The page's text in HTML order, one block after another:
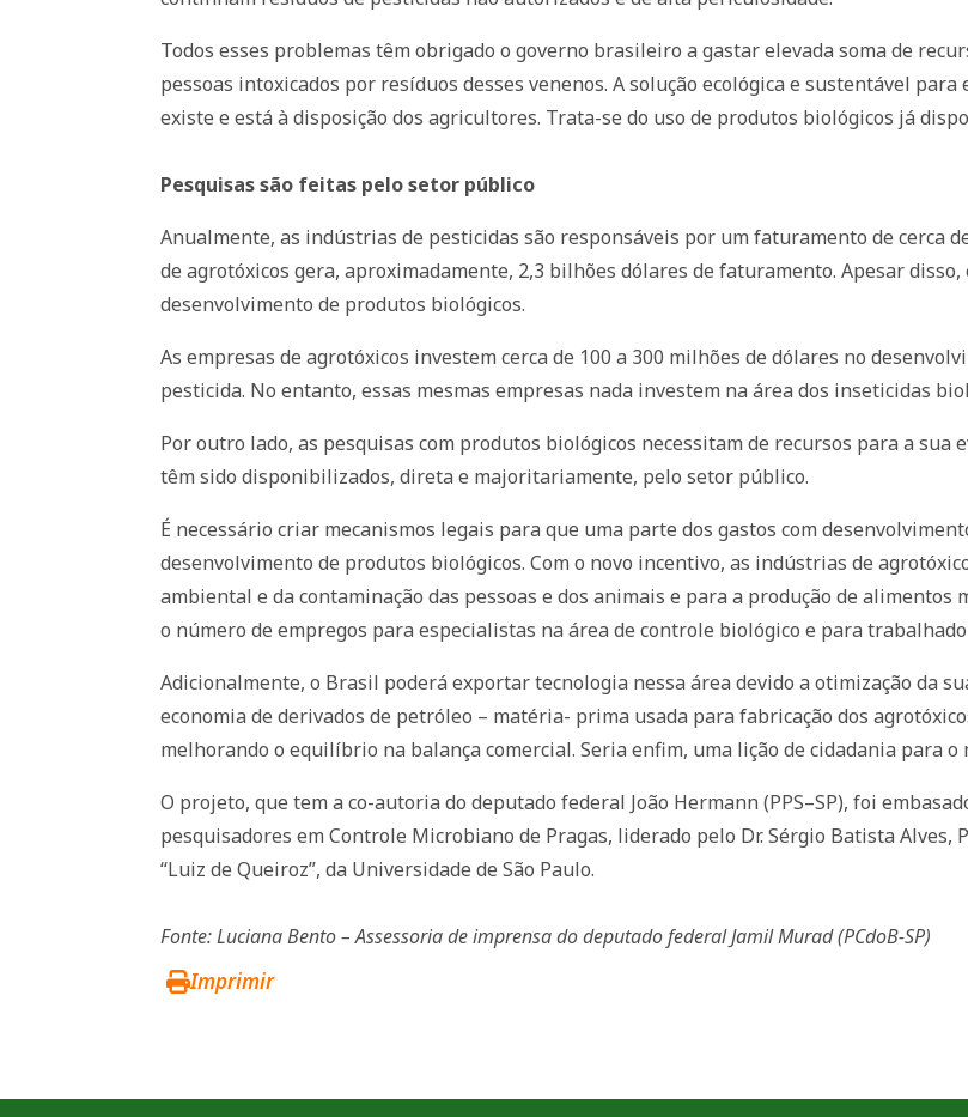
Todos esses problemas têm obrigado o governo brasileiro a gastar elevada soma de
pessoas intoxicados por resíduos desses venenos. A solução ecológica e sustentável
existe e está à disposição dos agricultores. Trata-se do uso de produtos biológicos já
Pesquisas são feitas pelo setor público
Anualmente, as indústrias de pesticidas são responsáveis por um faturamento de cerca
de agrotóxicos gera, aproximadamente, 2,3 bilhões dólares de faturamento. Apesar
desenvolvimento de produtos biológicos.
As empresas de agrotóxicos investem cerca de 100 a 300 milhões de dólares no
pesticida. No entanto, essas mesmas empresas nada investem na área dos inseticidas
Por outro lado, as pesquisas com produtos biológicos necessitam de recursos para a sua
têm sido disponibilizados, direta e majoritariamente, pelo setor público.
É necessário criar mecanismos legais para que uma parte dos gastos com
desenvolvimento de produtos biológicos. Com o novo incentivo, as indústrias de
ambiental e da contaminação das pessoas e dos animais e para a produção de alimentos
o número de empregos para especialistas na área de controle biológico e para
Adicionalmente, o Brasil poderá exportar tecnologia nessa área devido a otimização da
economia de derivados de petróleo – matéria- prima usada para fabricação dos
melhorando o equilíbrio na balança comercial. Seria enfim, uma lição de cidadania para o
O projeto, que tem a co-autoria do deputado federal João Hermann (PPS–SP), foi
pesquisadores em Controle Microbiano de Pragas, liderado pelo Dr. Sérgio Batista
“Luiz de Queiroz”, da Universidade de São Paulo.
Fonte: Luciana Bento – Assessoria de imprensa do deputado federal Jamil Murad (PCdoB-SP)
Imprimir